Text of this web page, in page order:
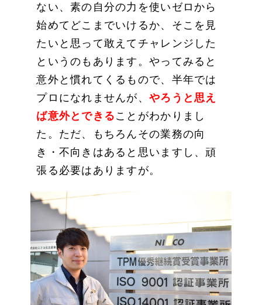
ない、素の自分の力を使いゼロから
始めてどこまでいけるか、そこを見
たいと思って敢えてチャレンジした
というのもあります。やってみると
意外と慣れてくるもので、半年では
プロになれませんが、やろうと思え
ば意外とできる ことがわかりまし
た。ただ、もちろんその業務の向
き・不向きはあると思いますし、頑
張る必要はありますが。